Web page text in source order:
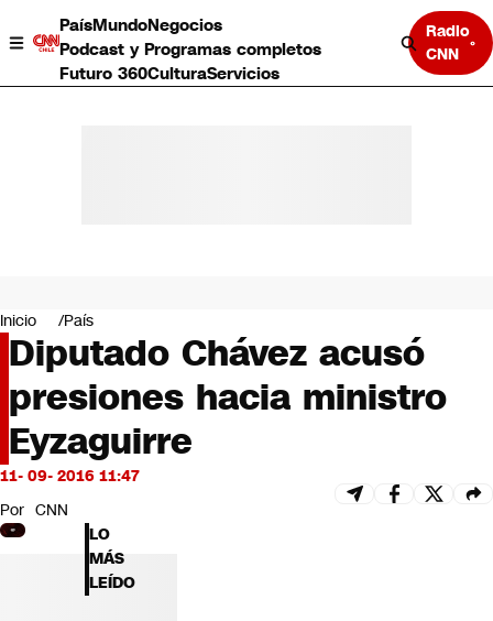
PaísMundoNegocios
Podcast y Programas completos
Futuro 360CulturaServicios
Radio
CNN
Negocios
Deportes
Programas completos
Cultura
Servicios
Bits
CNN Data
CNN tiempo
Futuro 360
Opinión
Inicio País
Diputado Chávez acusó
presiones hacia ministro
Eyzaguirre
11- 09- 2016 11:47
Por CNN
LO
MÁS
LEÍDO